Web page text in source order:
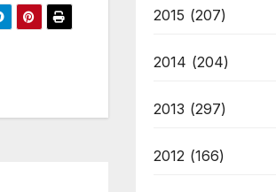
2015 (207)
2014 (204)
2013 (297)
2012 (166)